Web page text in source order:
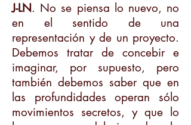
J-LN. No se piensa lo nuevo, no
en el sentido de una
representación y de un proyecto.
Debemos tratar de concebir e
imaginar, por supuesto, pero
también debemos saber que en
las profundidades operan sólo
movimientos secretos, y que lo